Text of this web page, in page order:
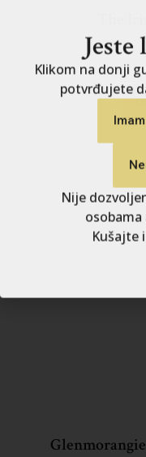
Klikom na donji
potvrđujete
Nije
Kušajte